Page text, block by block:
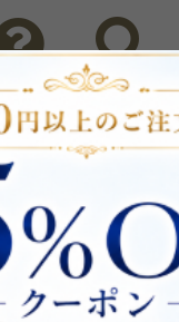
ニ
洗い流すタ
合わせ 検索
トプレゼント！
ンキング ブ